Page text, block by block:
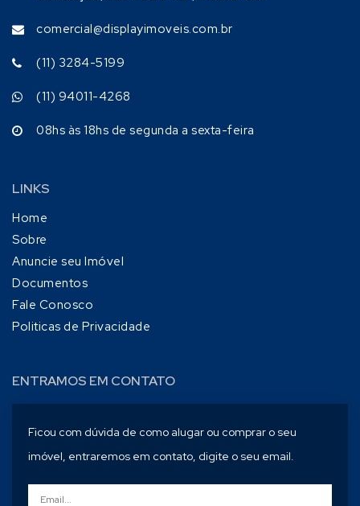
comercial@displayimoveis.com.br
(11) 3284-5199
(11) 94011-4268
08hs às 18hs de segunda a sexta-feira
LINKS
Home
Sobre
Anuncie seu Imóvel
Documentos
Fale Conosco
Politicas de Privacidade
ENTRAMOS EM CONTATO
Ficou com dúvida de como alugar ou comprar o seu
imóvel, entraremos em contato, digite o seu email.